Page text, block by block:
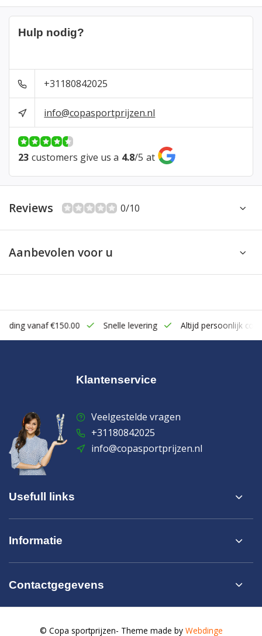
Hulp nodig?
+31180842025
info@copasportprijzen.nl
23 customers give us a 4.8/5 at
Reviews 0/10
Aanbevolen voor u
vanaf €150.00 Snelle levering Altijd persoonlijk
Klantenservice
Veelgestelde vragen
+31180842025
info@copasportprijzen.nl
Usefull links
Informatie
Contactgegevens
© Copa sportprijzen- Theme made by Webdinge